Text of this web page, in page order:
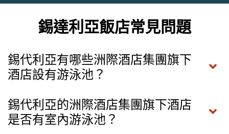
錫達利亞飯店常見問題
錫代利亞有哪些洲際酒店集團旗下
酒店設有游泳池？
錫代利亞的洲際酒店集團旗下酒店
是否有室內游泳池？